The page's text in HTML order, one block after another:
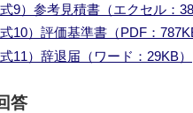
式9）参考見積書（エクセル：
式10）評価基準書（PDF：
式11）辞退届（ワード：29KB）
答